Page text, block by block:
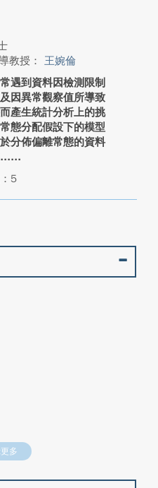
教授： 王婉倫
遇到資料因檢測限制
因異常觀察值所導致
產生統計分析上的挑
態分配假設下的模型
分佈偏離常態的資料
5
多